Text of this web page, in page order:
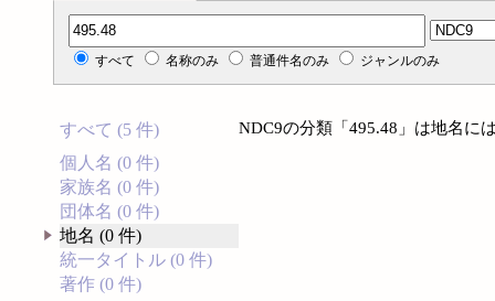
分類記号検索
すべて 名称のみ 普通件名のみ ジャンルのみ
すべて (5 件)
個人名 (0 件)
家族名 (0 件)
団体名 (0 件)
地名 (0 件)
統一タイトル (0 件)
著作 (0 件)
NDC9の分類「495.48」は地名に